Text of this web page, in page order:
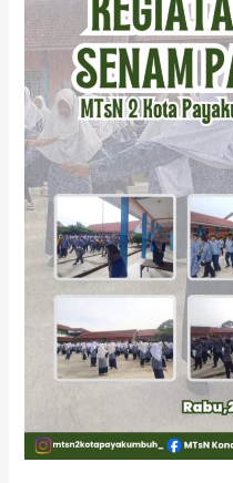
Awali
Hari
dengan
Semangat
dan
Energi
Positif